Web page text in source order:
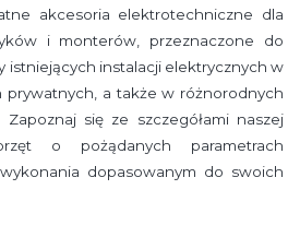
akcesoria elektrotechniczne dla
i monterów, przeznaczone do
istniejących instalacji elektrycznych w
prywatnych, a także w różnorodnych
się ze szczegółami naszej
o pożądanych parametrach
dopasowanym do swoich